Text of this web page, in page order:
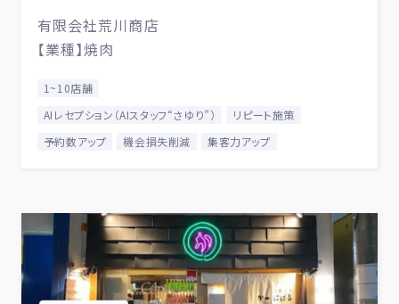
有限会社荒川商店
【業種】焼肉
1~10店舗
AIレセプション（AIスタッフ“さゆり”）
リピート施策
予約数アップ
機会損失削減 集客力アップ